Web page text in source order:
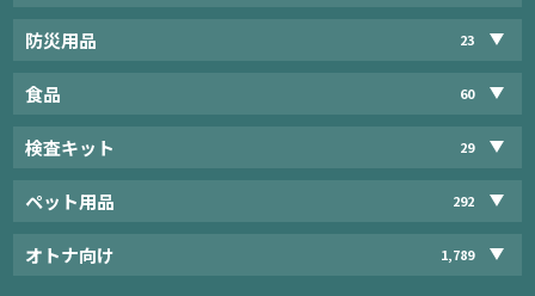
防災用品 23
食品 60
検査キット 29
ペット用品 292
オトナ向け 1,789